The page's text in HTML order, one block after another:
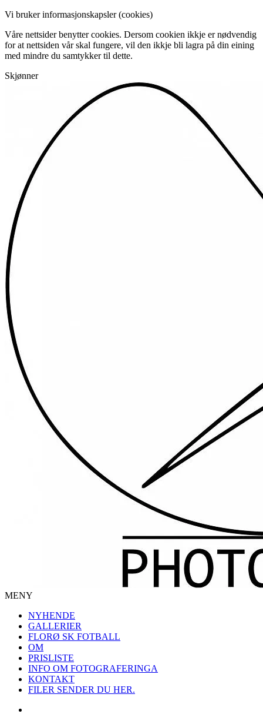
Vi bruker informasjonskapsler (cookies)
Våre nettsider benytter cookies. Dersom cookien ikkje er nødvendig
for at nettsiden vår skal fungere, vil den ikkje bli lagra på din eining
med mindre du samtykker til dette.
Skjønner
MENY
NYHENDE
GALLERIER
FLORØ SK FOTBALL
OM
PRISLISTE
INFO OM FOTOGRAFERINGA
KONTAKT
FILER SENDER DU HER.